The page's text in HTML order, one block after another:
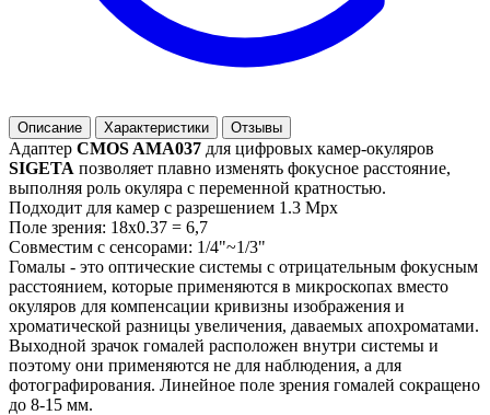
Описание Характеристики Отзывы
Адаптер CMOS AMA037 для цифровых камер-окуляров
SIGETA позволяет плавно изменять фокусное расстояние,
выполняя роль окуляра с переменной кратностью.
Подходит для камер с разрешением 1.3 Mpx
Поле зрения: 18х0.37 = 6,7
Совместим с сенсорами: 1/4"~1/3"
Гомалы - это оптические системы с отрицательным фокусным
расстоянием, которые применяются в микроскопах вместо
окуляров для компенсации кривизны изображения и
хроматической разницы увеличения, даваемых апохроматами.
Выходной зрачок гомалей расположен внутри системы и
поэтому они применяются не для наблюдения, а для
фотографирования. Линейное поле зрения гомалей сокращено
до 8-15 мм.